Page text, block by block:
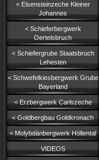
< Eisensteinzeche Kleiner
Johannes
< Schieferbergwerk
Oertelsbruch
< Schiefergrube Staatsbruch
Lehesten
< Schwefelkiesbergwerk Grube
Bayerland
< Erzbergwerk Carlszeche
< Goldbergbau Goldkronach
< Molybdänbergwerk Höllental
VIDEOS